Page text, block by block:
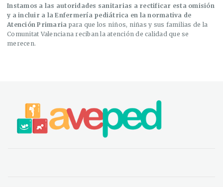
Instamos a las autoridades sanitarias a rectificar esta omisión
y a incluir a la Enfermería pediátrica en la normativa de
Atención Primaria para que los niños, niñas y sus familias de la
Comunitat Valenciana reciban la atención de calidad que se
merecen.